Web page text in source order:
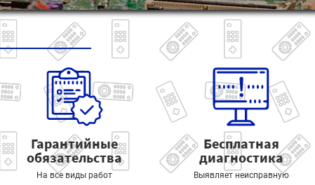
Гарантийные
обязательства
На все виды работ
Бесплатная
диагностика
Выявляет неисправную